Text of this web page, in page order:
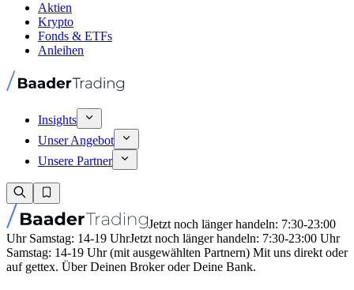
Aktien
Krypto
Fonds & ETFs
Anleihen
Insights
Unser Angebot
Unsere Partner
Jetzt noch länger handeln: 7:30-23:00
Uhr Samstag: 14-19 UhrJetzt noch länger handeln: 7:30-23:00 Uhr
Samstag: 14-19 Uhr (mit ausgewählten Partnern) Mit uns direkt oder
auf gettex. Über Deinen Broker oder Deine Bank.